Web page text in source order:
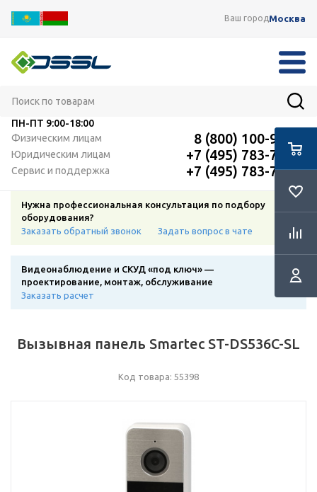
Ваш городМосква
ПН-ПТ 9:00-18:00
Физическим лицам
8 (800) 100-91-12
Юридическим лицам +7 (495) 783-72-87
Сервис и поддержка +7 (495) 783-72-87
Нужна профессиональная консультация по подбору
оборудования?
Заказать обратный звонок
Задать вопрос в чате
Видеонаблюдение и СКУД «под ключ» —
проектирование, монтаж, обслуживание
Заказать расчет
Вызывная панель Smartec ST-DS536C-SL
Код товара: 55398